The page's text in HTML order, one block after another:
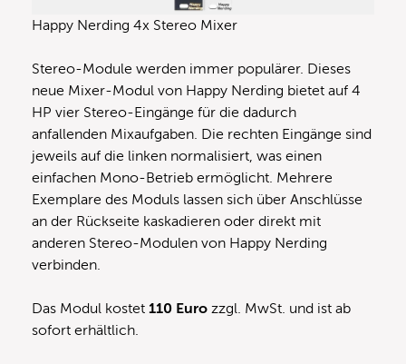
Happy Nerding 4x Stereo Mixer
Stereo-Module werden immer populärer. Dieses
neue Mixer-Modul von Happy Nerding bietet auf 4
HP vier Stereo-Eingänge für die dadurch
anfallenden Mixaufgaben. Die rechten Eingänge sind
jeweils auf die linken normalisiert, was einen
einfachen Mono-Betrieb ermöglicht. Mehrere
Exemplare des Moduls lassen sich über Anschlüsse
an der Rückseite kaskadieren oder direkt mit
anderen Stereo-Modulen von Happy Nerding
verbinden.
Das Modul kostet 110 Euro zzgl. MwSt. und ist ab
sofort erhältlich.